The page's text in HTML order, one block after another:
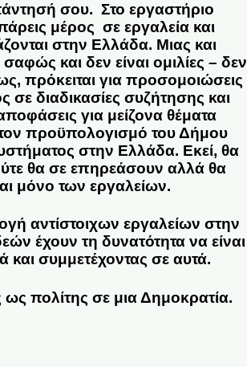
σου. Στο εργαστήριο
μέρος σε εργαλεία και
στην Ελλάδα. Μιας και
και δεν είναι ομιλίες – δεν
πρόκειται για προσομοιώσεις
σε διαδικασίες συζήτησης και
για μείζονα θέματα
τον προϋπολογισμό του Δήμου
στην Ελλάδα. Εκεί, θα
θα σε επηρεάσουν αλλά θα
μόνο των εργαλείων.
αντίστοιχων εργαλείων στην
έχουν τη δυνατότητα να είναι
συμμετέχοντας σε αυτά.
ως πολίτης σε μια Δημοκρατία.